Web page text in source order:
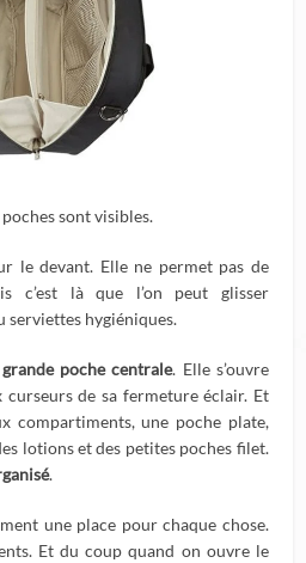
sont visibles.
le devant. Elle ne permet pas de
c’est là que l’on peut glisser
serviettes hygiéniques.
poche centrale. Elle s’ouvre
curseurs de sa fermeture éclair. Et
compartiments, une poche plate,
lotions et des petites poches filet.
.
une place pour chaque chose.
Et du coup quand on ouvre le